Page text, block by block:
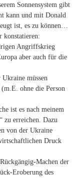
Sonnensystem gibt
kann und mit Donald
ist, es zu können…
konstatieren:
Angriffskrieg
aber auch für die
müssen
ohne die Person
ist es nach meinem
zu erreichen. Dazu
von der Ukraine
Druck
Machen der
Eroberung des